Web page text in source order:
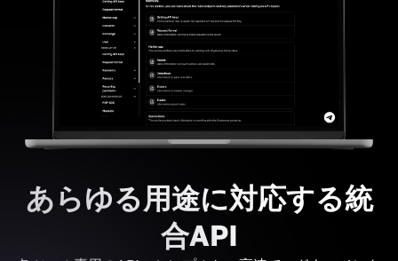
あらゆる用途に対応する統
合API